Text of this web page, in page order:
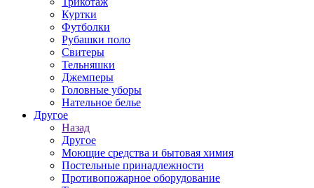
Куртки
Футболки
Рубашки поло
Свитеры
Тельняшки
Джемперы
Головные уборы
Нательное белье
Другое
Назад
Другое
Моющие средства и бытовая химия
Постельные принадлежности
Противопожарное оборудование